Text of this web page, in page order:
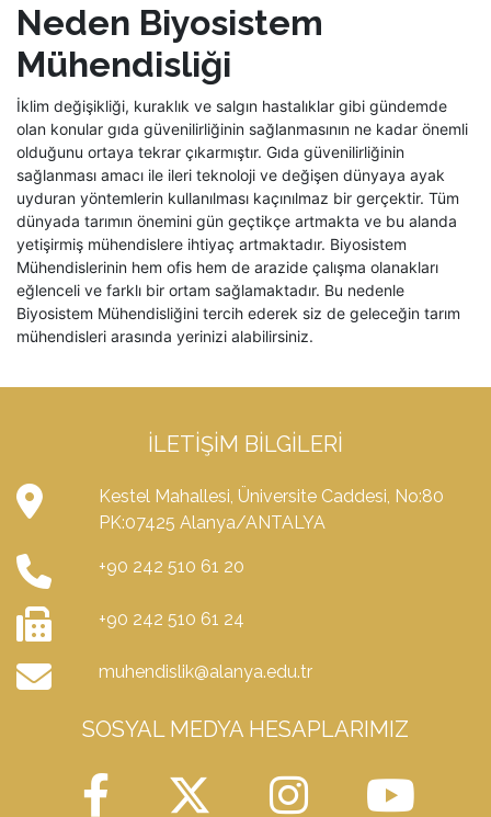
Neden Biyosistem
Mühendisliği
İklim değişikliği, kuraklık ve salgın hastalıklar gibi gündemde
olan konular gıda güvenilirliğinin sağlanmasının ne kadar önemli
olduğunu ortaya tekrar çıkarmıştır. Gıda güvenilirliğinin
sağlanması amacı ile ileri teknoloji ve değişen dünyaya ayak
uyduran yöntemlerin kullanılması kaçınılmaz bir gerçektir. Tüm
dünyada tarımın önemini gün geçtikçe artmakta ve bu alanda
yetişirmiş mühendislere ihtiyaç artmaktadır. Biyosistem
Mühendislerinin hem ofis hem de arazide çalışma olanakları
eğlenceli ve farklı bir ortam sağlamaktadır. Bu nedenle
Biyosistem Mühendisliğini tercih ederek siz de geleceğin tarım
mühendisleri arasında yerinizi alabilirsiniz.
İLETIŞIM BILGILERI
Kestel Mahallesi, Üniversite Caddesi, No:80
PK:07425 Alanya/ANTALYA
+90 242 510 61 20
+90 242 510 61 24
muhendislik@alanya.edu.tr
SOSYAL MEDYA HESAPLARIMIZ